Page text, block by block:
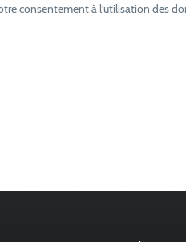
consentement à l’utilisation des